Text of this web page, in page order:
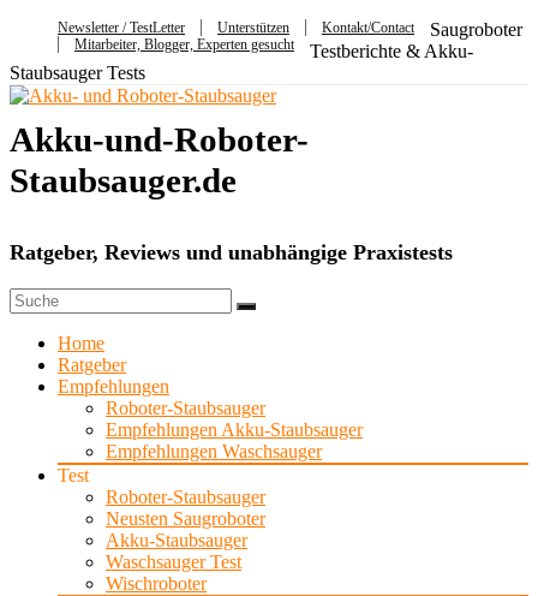
Newsletter / TestLetter Unterstützen
Kontakt/Contact
Mitarbeiter, Blogger, Experten gesucht
Saugroboter
Testberichte & Akku-
Staubsauger Tests
Akku-und-Roboter-
Staubsauger.de
Ratgeber, Reviews und unabhängige Praxistests
Home
Ratgeber
Empfehlungen
Roboter-Staubsauger
Empfehlungen Akku-Staubsauger
Empfehlungen Waschsauger
Test
Roboter-Staubsauger
Neusten Saugroboter
Akku-Staubsauger
Waschsauger Test
Wischroboter